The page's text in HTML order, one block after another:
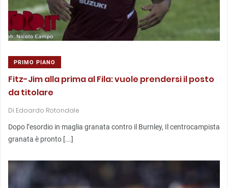
PRIMO PIANO
Fitz-Jim alla prima al Fila: vuole prendersi il posto
da titolare
Di Edoardo Rotondale
Dopo l’esordio in maglia granata contro il Burnley, Il centrocampista
granata è pronto [...]